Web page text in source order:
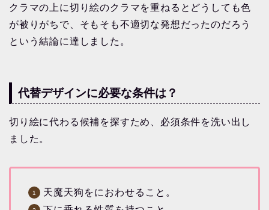
クラマの上に切り絵のクラマを重ねるとどうしても色
が被りがちで、そもそも不適切な発想だったのだろう
という結論に達しました。
代替デザインに必要な条件は？
切り絵に代わる候補を探すため、必須条件を洗い出し
ました。
天魔天狗をにおわせること。